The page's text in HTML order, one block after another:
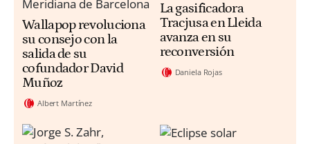
Wallapop revoluciona
su consejo con la
salida de su
cofundador David
Muñoz
Albert Martínez
La gasificadora
Tracjusa en Lleida
avanza en su
reconversión
Daniela Rojas